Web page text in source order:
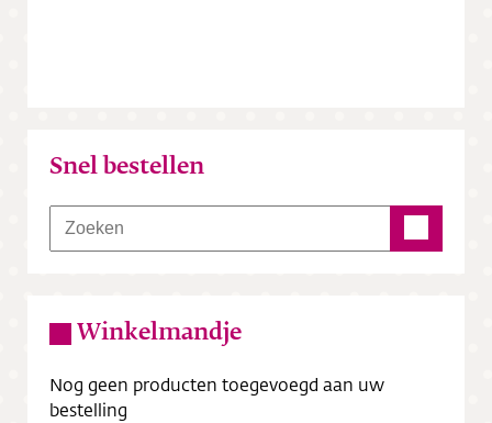
Snel bestellen
Winkelmandje
Nog geen producten toegevoegd aan uw
bestelling